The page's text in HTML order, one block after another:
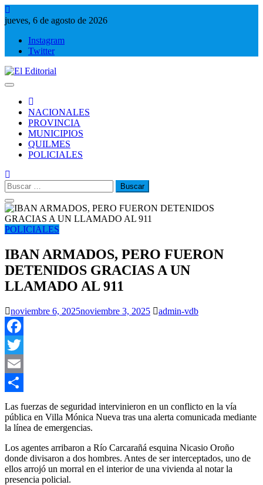
Saltar
al
jueves, 6 de agosto de 2026
Instagram
Twitter
NACIONALES
PROVINCIA
MUNICIPIOS
QUILMES
POLICIALES
Buscar:
POLICIALES
IBAN ARMADOS, PERO FUERON
DETENIDOS GRACIAS A UN
LLAMADO AL 911
noviembre 6, 2025noviembre 3, 2025 admin-vdb
Facebook
Twitter
Email
Compartir
Las fuerzas de seguridad intervinieron en un conflicto en la vía
pública en Villa Mónica Nueva tras una alerta comunicada mediante
la línea de emergencias.
Los agentes arribaron a Río Carcarañá esquina Nicasio Oroño
donde divisaron a dos hombres. Antes de ser interceptados, uno de
ellos arrojó un morral en el interior de una vivienda al notar la
presencia policial.